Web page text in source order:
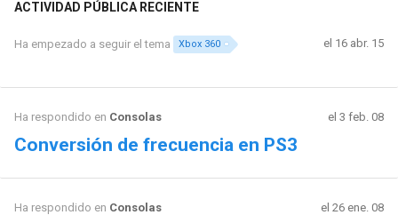
ACTIVIDAD PÚBLICA RECIENTE
Ha empezado a seguir el tema Xbox 360 el 16 abr. 15
Ha respondido en Consolas el 3 feb. 08
Conversión de frecuencia en PS3
Ha respondido en Consolas el 26 ene. 08